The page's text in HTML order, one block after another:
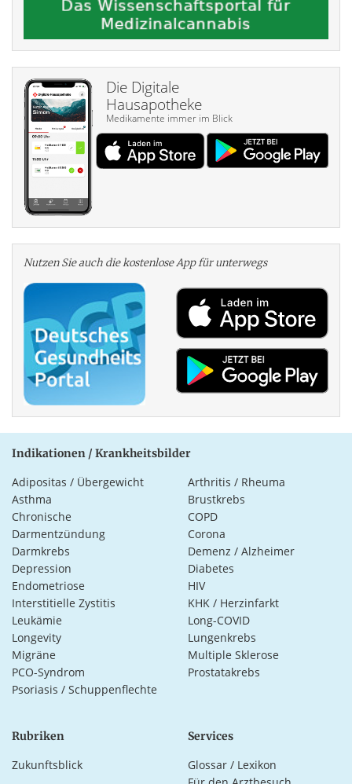
Die Digitale
Hausapotheke
Medikamente immer im Blick
Nutzen Sie auch die kosten­lose App für unterwegs
Indikationen / Krankheitsbilder
Adipositas / Übergewicht
Arthritis / Rheuma
Asthma
Brustkrebs
Chronische
Darmentzündung
COPD
Corona
Darmkrebs
Demenz / Alzheimer
Depression
Diabetes
Endometriose
HIV
Interstitielle Zystitis
KHK / Herzinfarkt
Leukämie
Long-COVID
Longevity
Lungenkrebs
Migräne
Multiple Sklerose
PCO-Syndrom
Prostatakrebs
Psoriasis / Schuppenflechte
Rubriken
Zukunftsblick
Services
Glossar / Lexikon